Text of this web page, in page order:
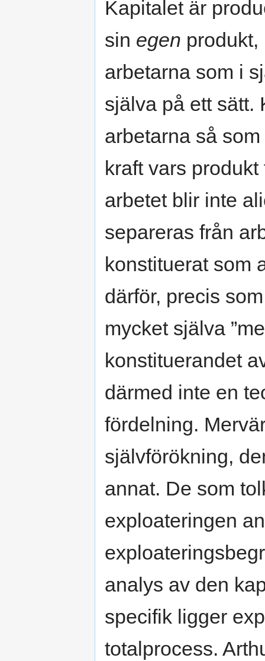
Kapitalet är
sin egen
arbetarna som i
själva på ett sätt.
arbetarna så
kraft vars
arbetet blir inte
separeras från
konstituerat som
därför, precis
mycket själva
konstituerandet
därmed inte en
fördelning.
självförökning,
annat. De som
exploateringen
analys av den
specifik ligger
totalprocess.